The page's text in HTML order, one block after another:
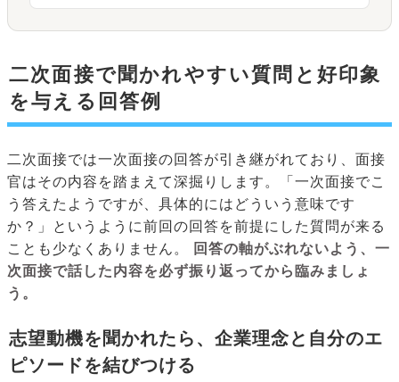
二次面接で聞かれやすい質問と好印象
を与える回答例
二次面接では一次面接の回答が引き継がれており、面接
官はその内容を踏まえて深掘りします。「一次面接でこ
う答えたようですが、具体的にはどういう意味です
か？」というように前回の回答を前提にした質問が来る
ことも少なくありません。
回答の軸がぶれないよう、一
次面接で話した内容を必ず振り返ってから臨みましょ
う。
志望動機を聞かれたら、企業理念と自分のエ
ピソードを結びつける